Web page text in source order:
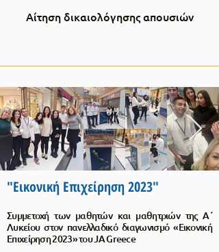
Αίτηση δικαιολόγησης απουσιών
"Εικονική Επιχείρηση 2023"
Συμμετοχή των μαθητών και μαθητριών της Α΄
Λυκείου στον πανελλαδικό διαγωνισμό «Εικονική
Επιχείρηση 2023» του JA Greece